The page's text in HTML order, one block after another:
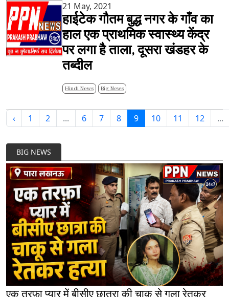
21 May, 2021
हाईटेक गौतम बुद्ध नगर के गाँव का
हाल एक प्राथमिक स्वास्थ्य केंद्र
पर लगा है ताला, दूसरा खंडहर के
तब्दील
Hindi News Big News
‹ 1 2 ... 6 7 8 9 10 11 12 ...
BIG NEWS
एक तरफ़ा प्यार में बीसीए छात्रा की चाकू से गला रेतकर